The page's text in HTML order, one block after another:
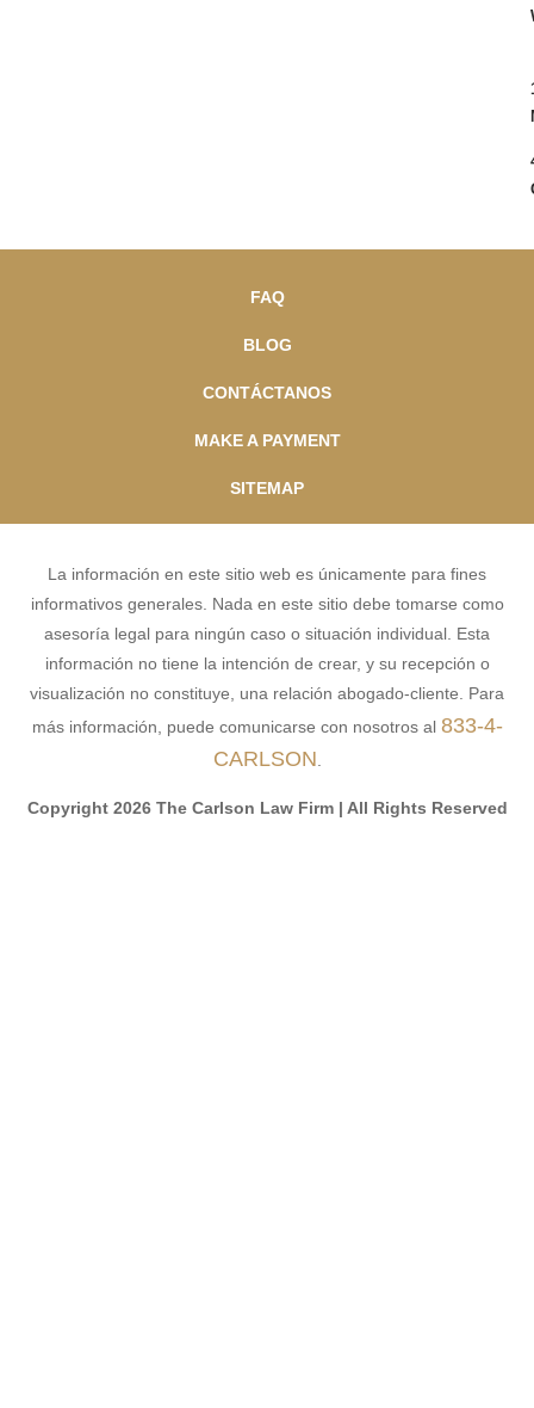
FAQ
BLOG
CONTÁCTANOS
MAKE A PAYMENT
SITEMAP
La información en este sitio web es únicamente para fines
informativos generales. Nada en este sitio debe tomarse como
asesoría legal para ningún caso o situación individual. Esta
información no tiene la intención de crear, y su recepción o
visualización no constituye, una relación abogado-cliente. Para
más información, puede comunicarse con nosotros al 833-4-
CARLSON
Copyright 2026 The Carlson Law Firm | All Rights Reserved